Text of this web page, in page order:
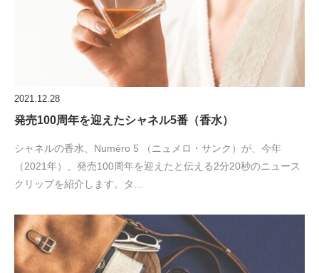
2021.12.28
発売100周年を迎えたシャネル5番（香水）
シャネルの香水、Numéro 5 （ニュメロ・サンク）が、今年
（2021年）、発売100周年を迎えたと伝える2分20秒のニュース
クリップを紹介します。タ…